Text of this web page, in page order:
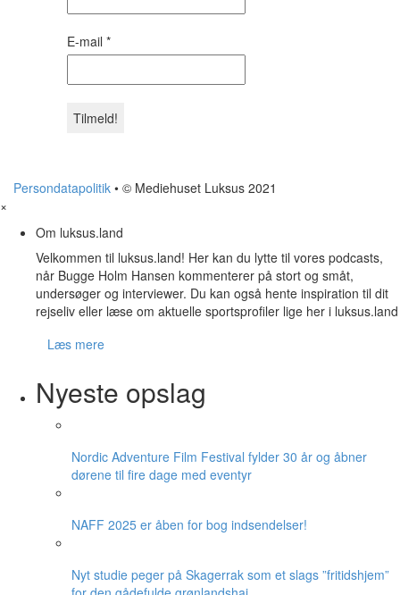
E-mail *
Persondatapolitik • © Mediehuset Luksus 2021
×
Om luksus.land
Velkommen til luksus.land! Her kan du lytte til vores podcasts,
når Bugge Holm Hansen kommenterer på stort og småt,
undersøger og interviewer. Du kan også hente inspiration til dit
rejseliv eller læse om aktuelle sportsprofiler lige her i luksus.land
Læs mere
Nyeste opslag
Nordic Adventure Film Festival fylder 30 år og åbner
dørene til fire dage med eventyr
NAFF 2025 er åben for bog indsendelser!
Nyt studie peger på Skagerrak som et slags ”fritidshjem”